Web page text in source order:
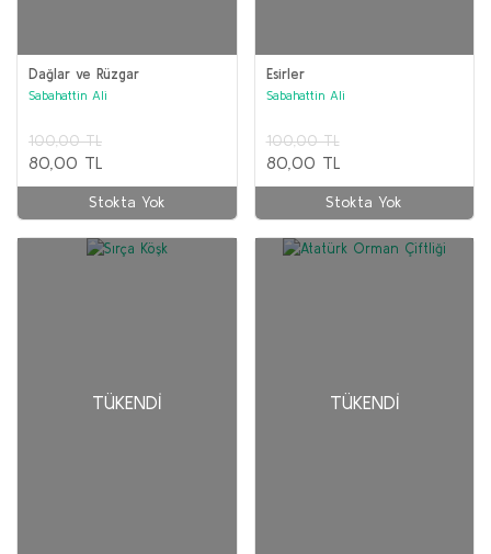
Dağlar ve Rüzgar
Sabahattin Ali
100,00 TL
80,00 TL
Stokta Yok
Esirler
Sabahattin Ali
100,00 TL
80,00 TL
Stokta Yok
TÜKENDI TÜKENDI